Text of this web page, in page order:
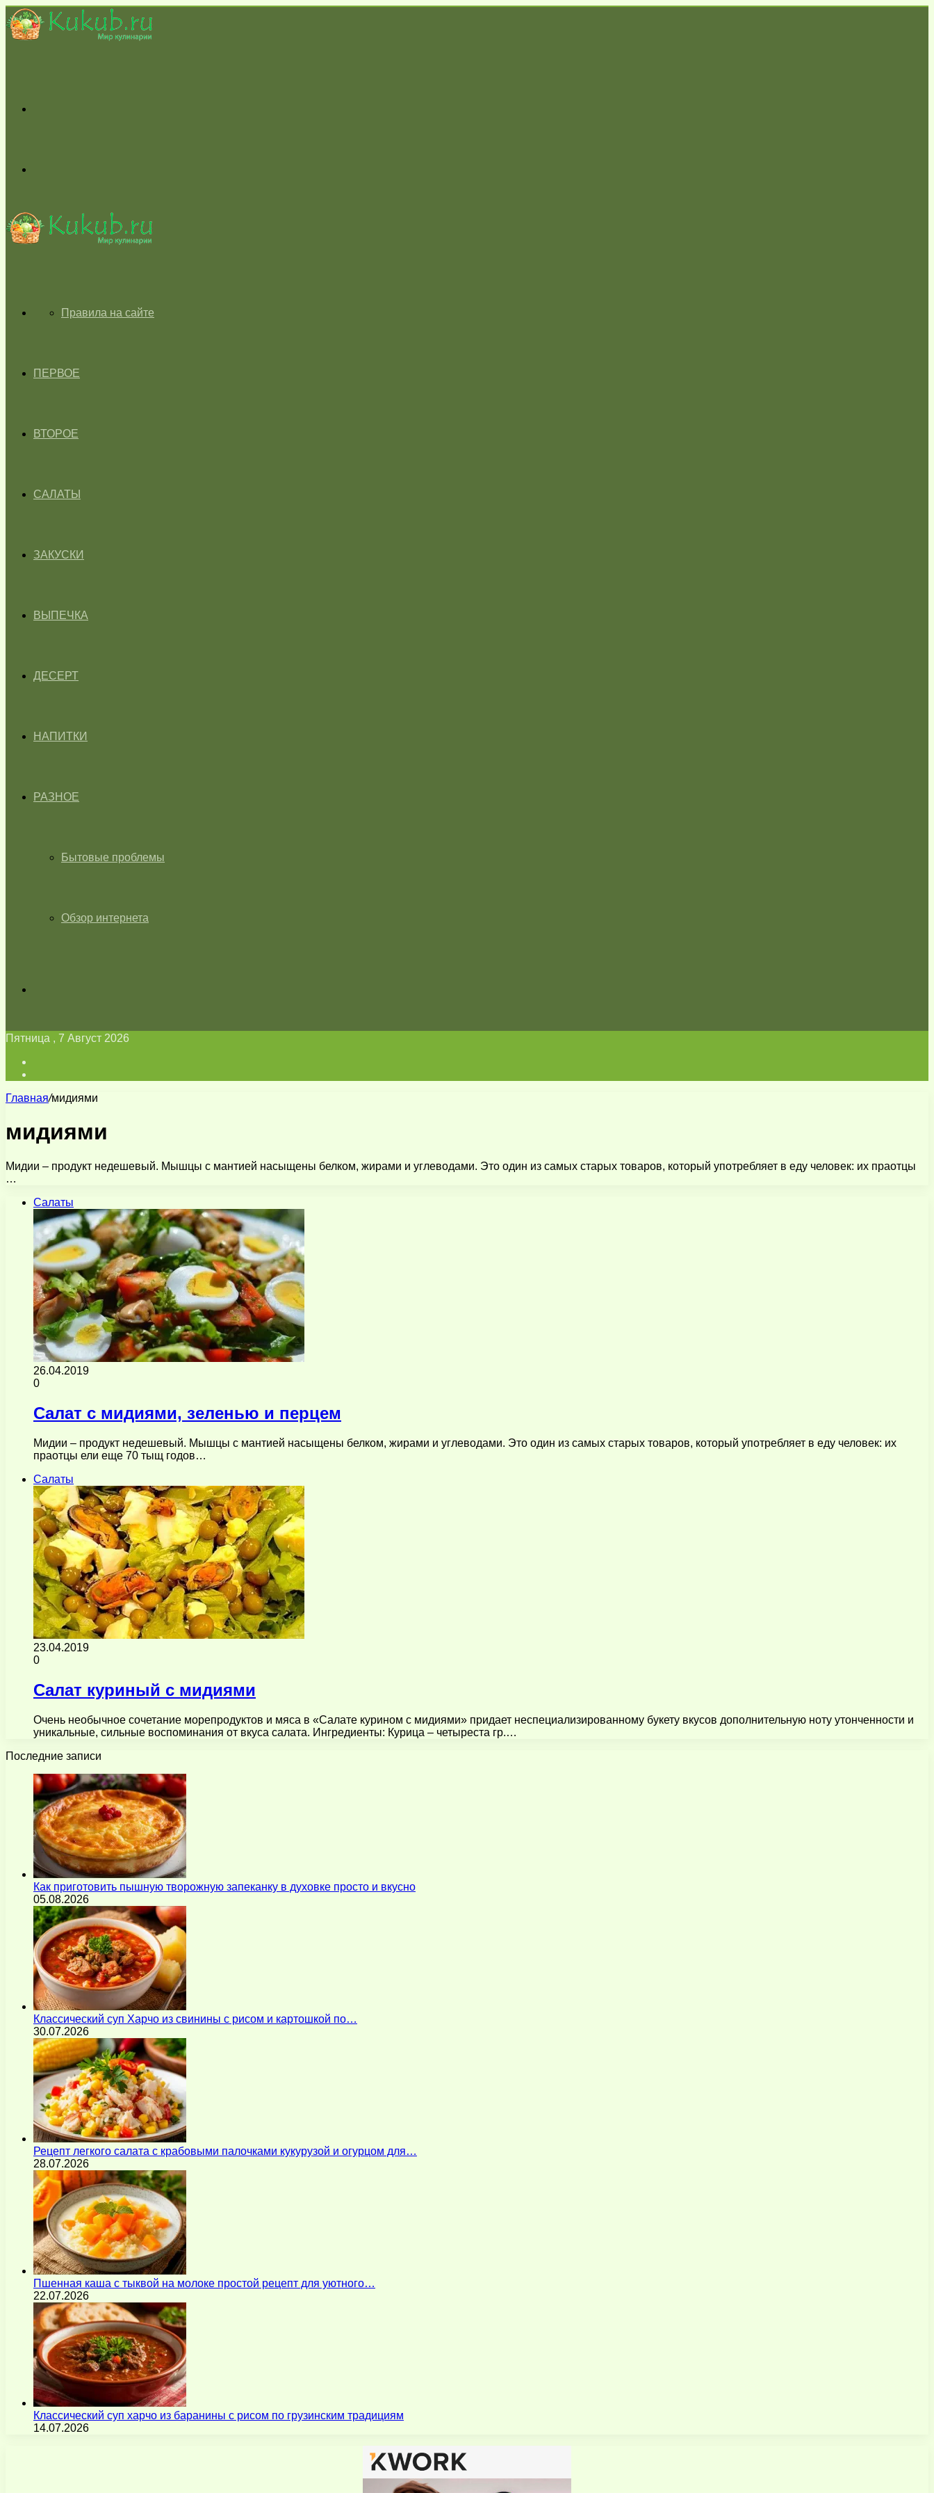
skin
ГЛАВНАЯПравила на сайте
ПЕРВОЕ
ВТОРОЕ
САЛАТЫ
ЗАКУСКИ
ВЫПЕЧКА
ДЕСЕРТ
НАПИТКИ
РАЗНОЕ
Бытовые проблемы
Обзор интернета
Пятница , 7 Август 2026
Главная/мидиями
мидиями
Мидии – продукт недешевый. Мышцы с мантией насыщены белком, жирами и углеводами. Это один из самых старых товаров, который употребляет в еду человек: их праотцы
…
Салаты
26.04.2019
0
Салат с мидиями, зеленью и перцем
Мидии – продукт недешевый. Мышцы с мантией насыщены белком, жирами и углеводами. Это один из самых старых товаров, который употребляет в еду человек: их
праотцы ели еще 70 тыщ годов…
Салаты
23.04.2019
0
Салат куриный с мидиями
Очень необычное сочетание морепродуктов и мяса в «Салате курином с мидиями» придает неспециализированному букету вкусов дополнительную ноту утонченности и
уникальные, сильные воспоминания от вкуса салата. Ингредиенты: Курица – четыреста гр.…
Последние записи
Как приготовить пышную творожную запеканку в духовке просто и вкусно
05.08.2026
Классический суп Харчо из свинины с рисом и картошкой по…
30.07.2026
Рецепт легкого салата с крабовыми палочками кукурузой и огурцом для…
28.07.2026
Пшенная каша с тыквой на молоке простой рецепт для уютного…
22.07.2026
Классический суп харчо из баранины с рисом по грузинским традициям
14.07.2026